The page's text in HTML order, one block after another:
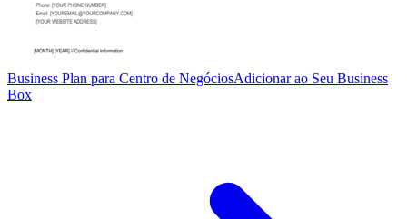
Business Plan para Centro de NegóciosAdicionar ao Seu Business
Box